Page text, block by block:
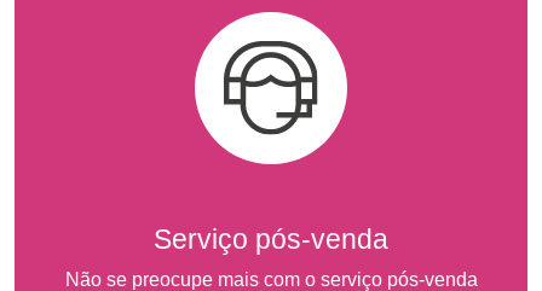
Serviço pós-venda
Não se preocupe mais com o serviço pós-venda